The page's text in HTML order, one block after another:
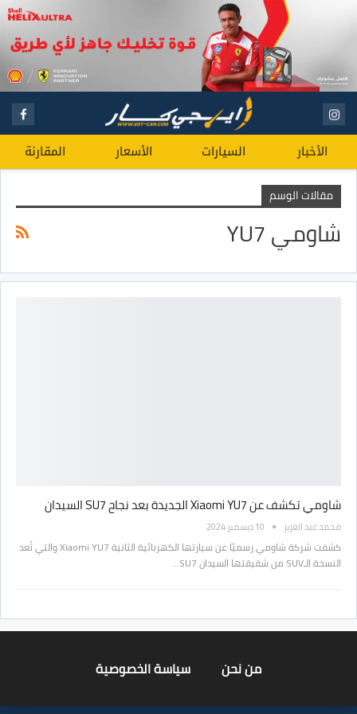
الأخبار السيارات الأسعار المقارنة
مقالات الوسم
شاومي YU7
شاومي تكشف عن Xiaomi YU7 الجديدة بعد نجاح SU7 السيدان
محمد عبد العزيز 10 ديسمبر 2024
كشفت شركة شاومي رسميًا عن سيارتها الكهربائية الثانية Xiaomi YU7 والتي تُعد
النسخة الـSUV من شقيقتها السيدان SU7…
من نحن سياسة الخصوصية